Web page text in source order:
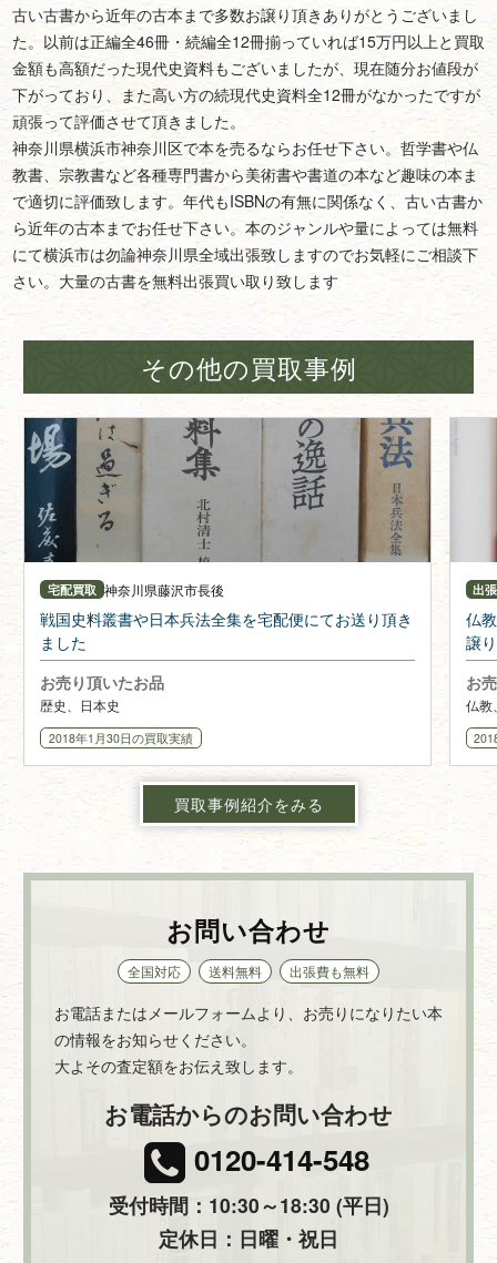
古い古書から近年の古本まで多数お譲り頂きありがとうございまし
た。以前は正編全46冊・続編全12冊揃っていれば15万円以上と買取
金額も高額だった現代史資料もございましたが、現在随分お値段が
下がっており、また高い方の続現代史資料全12冊がなかったですが
頑張って評価させて頂きました。
神奈川県横浜市神奈川区で本を売るならお任せ下さい。哲学書や仏
教書、宗教書など各種専門書から美術書や書道の本など趣味の本ま
で適切に評価致します。年代もISBNの有無に関係なく、古い古書か
ら近年の古本までお任せ下さい。本のジャンルや量によっては無料
にて横浜市は勿論神奈川県全域出張致しますのでお気軽にご相談下
さい。大量の古書を無料出張買い取り致します
その他の買取事例
宅配買取 神奈川県藤沢市長後
戦国史料叢書や日本兵法全集を宅配便にてお送り頂き
ました
お売り頂いたお品
歴史、日本史
2018年1月30日の買取実績
出
仏
譲
お
仏教
買取事例紹介をみる
お問い合わせ
全国対応 送料無料 出張費も無料
お電話またはメールフォームより、お売りになりたい本
の情報をお知らせください。
大よその査定額をお伝え致します。
お電話からのお問い合わせ
0120-414-548
受付時間：10:30～18:30 (平日)
定休日：日曜・祝日